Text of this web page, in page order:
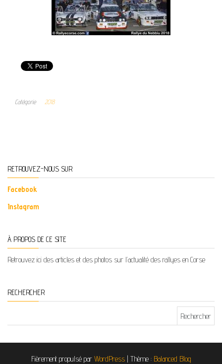
Catégorie 2018
RETROUVEZ-NOUS SUR
Facebook
Instagram
À PROPOS DE CE SITE
Retrouvez ici des articles et des photos sur l’actualité des rallyes en Corse
RECHERCHER
Fièrement propulsé par WordPress | Thème : Balanced Blog